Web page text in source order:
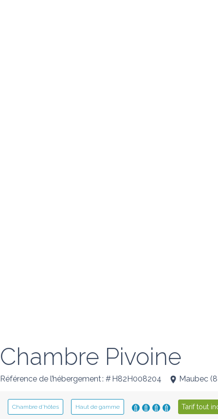
Chambre Pivoine
Référence de l’hébergement : # H82H008204 Maubec (
Chambre d’hôtes Haut de gamme Tarif tout